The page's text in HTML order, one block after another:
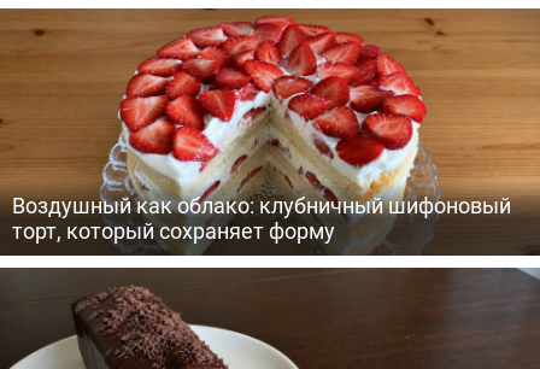
Воздушный как облако: клубничный шифоновый
торт, который сохраняет форму